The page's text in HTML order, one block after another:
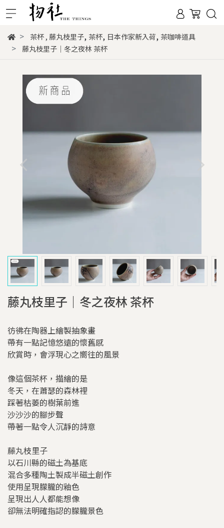
茶杯, 藤丸枝里子, 茶杯, 日本作家新入荷, 茶咖啡道具
藤丸枝里子｜冬之夜林 茶杯
藤丸枝里子｜冬之夜林 茶杯
彷彿在陶器上繪製抽象畫
帶有一點記憶悠遠的懷舊感
欣賞時，會浮現心之嚮往的風景
像這個茶杯，描繪的是
冬天，在蕭瑟的森林裡
踩著枯萎的樹葉前進
沙沙沙的腳步聲
帶著一點令人沉靜的詩意
藤丸枝里子
以石川縣的磁土為基底
混合多種陶土製成半磁土創作
使用呈現朦朧的釉色
呈現出人人都能想像
卻無法明確指認的朦朧景色